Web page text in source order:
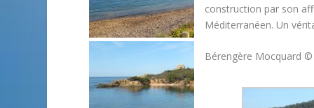
construction par son
Méditerranéen. Un
Bérengère Mocquard ©